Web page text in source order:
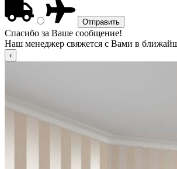
Спасибо за Ваше сообщение!
Наш менеджер свяжется с Вами в